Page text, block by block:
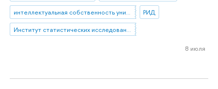
интеллектуальная собственность университетов
РИД
8 июля